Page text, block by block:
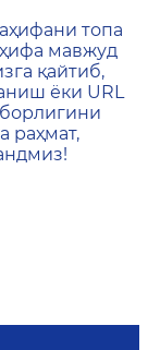
топа
мавжуд
қайтиб,
ёки URL
раҳмат,